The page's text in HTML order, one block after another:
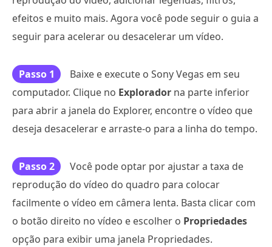
efeitos e muito mais. Agora você pode seguir o guia a
seguir para acelerar ou desacelerar um vídeo.
Passo 1
Baixe e execute o Sony Vegas em seu
computador. Clique no Explorador na parte inferior
para abrir a janela do Explorer, encontre o vídeo que
deseja desacelerar e arraste-o para a linha do tempo.
Passo 2
Você pode optar por ajustar a taxa de
reprodução do vídeo do quadro para colocar
facilmente o vídeo em câmera lenta. Basta clicar com
o botão direito no vídeo e escolher o Propriedades
opção para exibir uma janela Propriedades.